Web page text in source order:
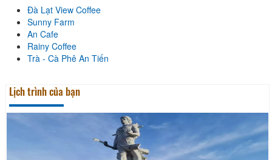
Đà Lạt View Coffee
Sunny Farm
An Cafe
Rainy Coffee
Trà - Cà Phê An Tiến
Lịch trình của bạn